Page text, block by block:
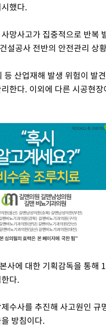
했다.
망사고가 집중적으로 반복
설공사 전반의 안전관리 상
등 산업재해 발생 위험이 발
한다. 이외에 다른 시공현
사에 대한 기획감독을 통해
다.
수사를 추진해 사고원인
방침이다.